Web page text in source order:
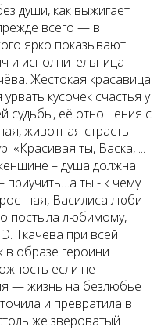
души, как выжигает
всего — в
ярко показывают
и исполнительница
Жестокая красавица
кусочек счастья у
судьбы, её отношения с
животная страсть-
«Красивая ты, Васка, ...
– душа должна
ты - к чему
Василиса любит
постыла любимому,
Ткачёва при всей
образе героини
если не
— жизнь на безлюбье
и превратила в
же звероватый